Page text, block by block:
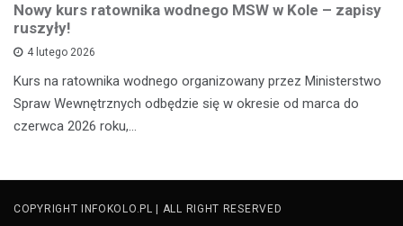
Nowy kurs ratownika wodnego MSW w Kole – zapisy
ruszyły!
4 lutego 2026
Kurs na ratownika wodnego organizowany przez Ministerstwo
Spraw Wewnętrznych odbędzie się w okresie od marca do
czerwca 2026 roku,…
COPYRIGHT INFOKOLO.PL | ALL RIGHT RESERVED